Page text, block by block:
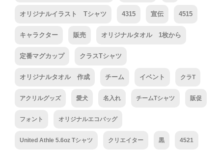
オリジナルイラスト Tシャツ 4315 宣伝 4515
キャラクター 販売 オリジナルタオル 1枚から
定番マグカップ クラスTシャツ
オリジナルタオル 作成 チーム イベント クラT
アクリルグッズ 愛犬 名入れ チームTシャツ 販促
フォント オリジナルエコバッグ
United Athle 5.6oz Tシャツ クリエイター 黒 4521